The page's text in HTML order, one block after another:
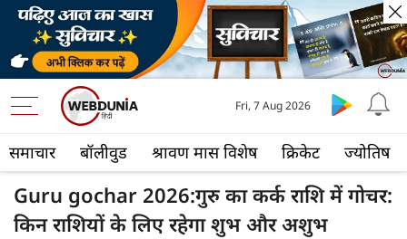
समाचार बॉलीवुड श्रावण मास विशेष क्रिकेट ज्योतिष
Fri, 7 Aug 2026
Guru gochar 2026:गुरु का कर्क राशि में गोचर:
किन राशियों के लिए रहेगा शुभ और अशुभ